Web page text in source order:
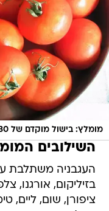
מומלץ: בישול מוקדם של 20-30 דקות
השילובים
העגבניה משתלבת
בזיליקום, אורגנו,
ציפורן, שום, ליים,